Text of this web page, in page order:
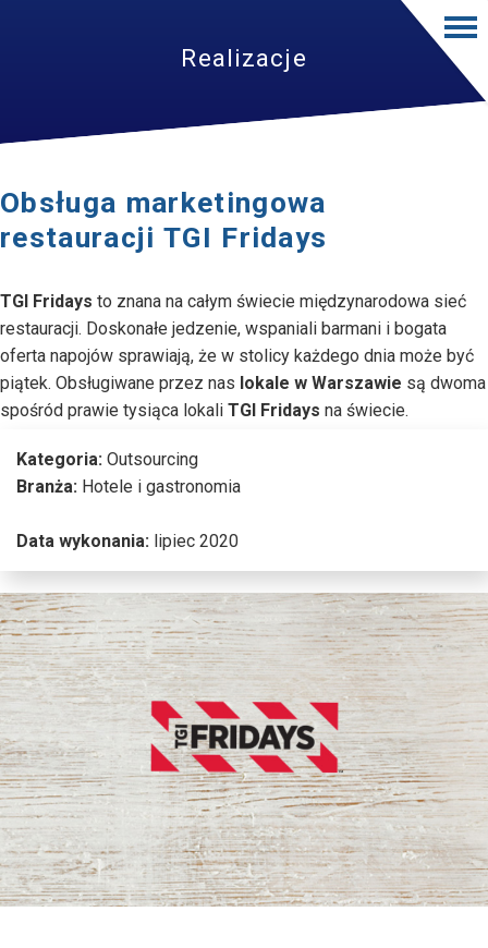
Realizacje
Obsługa marketingowa
restauracji TGI Fridays
TGI Fridays to znana na całym świecie międzynarodowa sieć
restauracji. Doskonałe jedzenie, wspaniali barmani i bogata
oferta napojów sprawiają, że w stolicy każdego dnia może być
piątek. Obsługiwane przez nas lokale w Warszawie są dwoma
spośród prawie tysiąca lokali TGI Fridays na świecie.
Kategoria: Outsourcing
Branża: Hotele i gastronomia
Data wykonania: lipiec 2020